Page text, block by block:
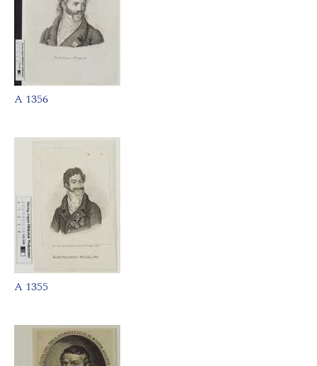
A 1356
A 1355